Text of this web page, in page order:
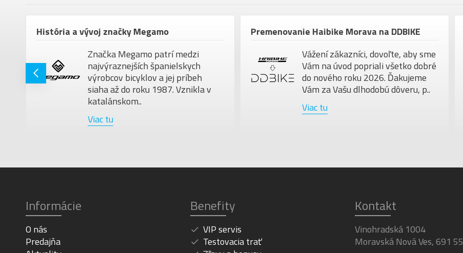
História a vývoj značky Megamo
Značka Megamo patrí medzi
najvýraznejších španielskych
výrobcov bicyklov a jej príbeh
siaha až do roku 1987. Vznikla v
katalánskom..
Viac tu
Premenovanie Haibike Morava na DDBIKE
Vážení zákazníci, dovoľte, aby sme
Vám na úvod popriali všetko dobré
do nového roku 2026. Ďakujeme
Vám za Vašu dlhodobú dôveru, p..
Viac tu
Informácie
O nás
Predajňa
Benefity
VIP servis
Testovacia trať
Kontakt
Vinohradská 1004
Moravská Nová Ves, 691 55